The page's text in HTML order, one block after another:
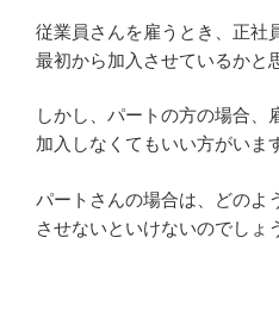
従業員さんを雇うとき、正社
最初から加入させているかと
しかし、パートの方の場合、
加入しなくてもいい方がいま
パートさんの場合は、どのよ
させないといけないのでしょ